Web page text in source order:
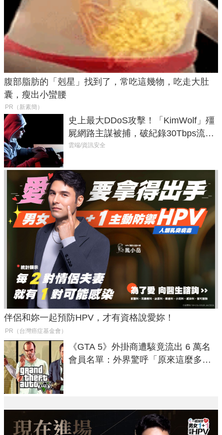
腹部脂肪的「剋星」找到了，常吃這幾物，吃走大肚
囊，瘦出小蠻腰
PR（新素簡）
史上最大DDoS攻擊！「KimWolf」殭
屍網路主謀被捕，破紀錄30Tbps流量
癱瘓全球！
雲端/資訊安全
伴侶和妳一起預防HPV，才有資格說愛妳！
PR（台灣癌症基金會）
《GTA 5》外掛商遭駭竟流出 6 萬名
會員名單：外界驚呼「原來這麼多人